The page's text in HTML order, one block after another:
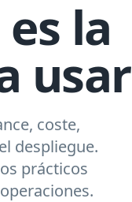
la
usar
coste,
despliegue.
prácticos